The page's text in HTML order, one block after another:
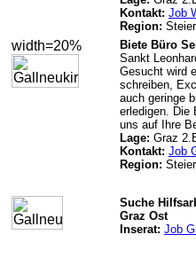
Kontakt: Job
Region:
width=20%
Biete Büro
Sankt
Gesucht wird
schreiben,
auch geringe
erledigen. Die
uns auf Ihre
Lage: Graz
Kontakt: Job
Region:
Suche
Graz Ost
Inserat: Job